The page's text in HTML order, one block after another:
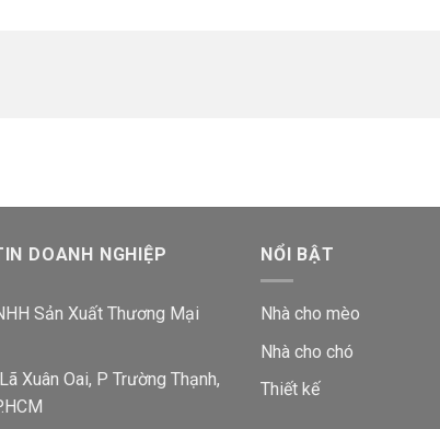
DOANH NGHIỆP
Sản Xuất Thương Mại
Xuân Oai, P Trường Thạnh,
NỔI BẬT
Nhà cho mèo
Nhà cho chó
Thiết kế